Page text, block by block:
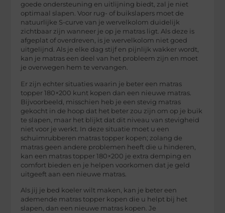
goede ondersteuning en uitlijning biedt, zal je niet
optimaal slapen. Voor rug- of buikslapers moet de
natuurlijke S-curve van je wervelkolom duidelijk
zichtbaar zijn wanneer je op je matras ligt. Als deze is
afgeplat of overdreven, is je wervelkolom niet goed
uitgelijnd. Als je elke dag stijf en pijnlijk wakker wordt,
kan je matras een deel van het probleem zijn en moet
je overwegen hem te vervangen.
Er zijn echter situaties waarin je beter een matras
topper 180×200 kunt kopen dan een nieuwe matras.
Bijvoorbeeld, misschien heb je een stevig matras
gekocht in de hoop dat het beter zou zijn om op je buik
te slapen, maar het blijkt dat dit niveau van stevigheid
niet voor je werkt. In deze situatie moet u een
schuimrubberen matras topper kopen; zolang de
matras geen andere problemen heeft die u hinderen,
kan een matras topper 180×200 je extra demping en
comfort bieden en je helpen voorkomen dat je geld
uitgeeft aan een nieuwe matras.
Als jij je bed koeler wilt maken, kan je beter een
ademende matras topper kopen die u helpt bij het
slapen, dan een nieuwe matras kopen. Je